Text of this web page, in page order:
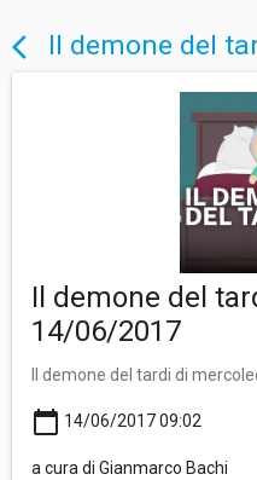
arrow_back_ios Il demone del
Il demone del
14/06/2017
Il demone del tardi di
calendar_today 14/06/2017 09:02
a cura di Gianmarco Bachi